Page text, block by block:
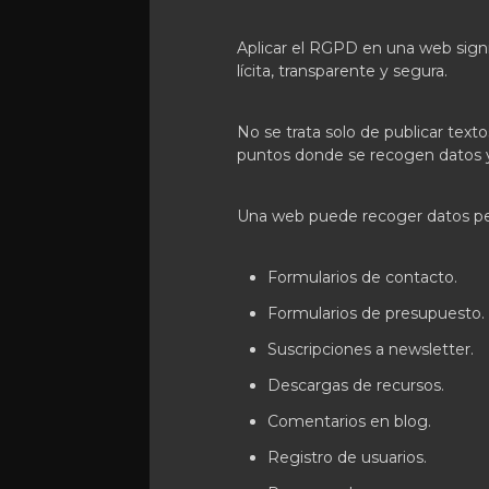
Aplicar el RGPD en una web
lícita, transparente y segura.
No se trata solo de publicar
puntos donde se recogen
Una web puede recoger datos
Formularios de contacto.
Formularios de presupuesto.
Suscripciones a newsletter.
Descargas de recursos.
Comentarios en blog.
Registro de usuarios.